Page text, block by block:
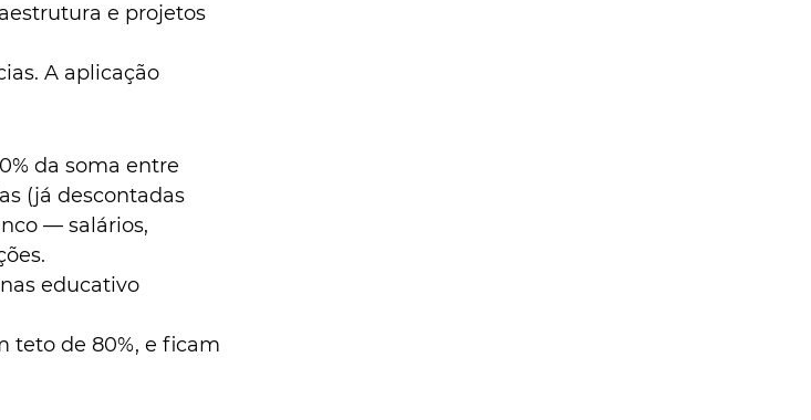
e projetos
A aplicação
da soma entre
(já descontadas
— salários,
educativo
teto de 80%, e ficam